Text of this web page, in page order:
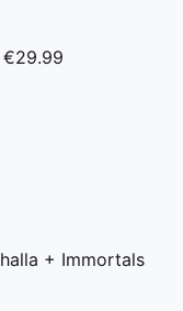
€29.99
+ Immortals